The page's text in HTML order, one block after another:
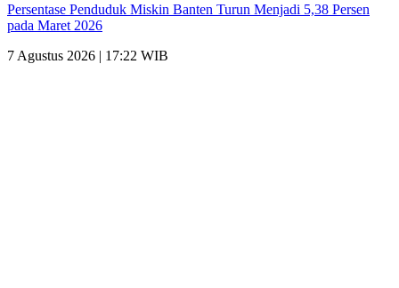
Persentase Penduduk Miskin Banten Turun Menjadi 5,38 Persen
pada Maret 2026
7 Agustus 2026 | 17:22 WIB